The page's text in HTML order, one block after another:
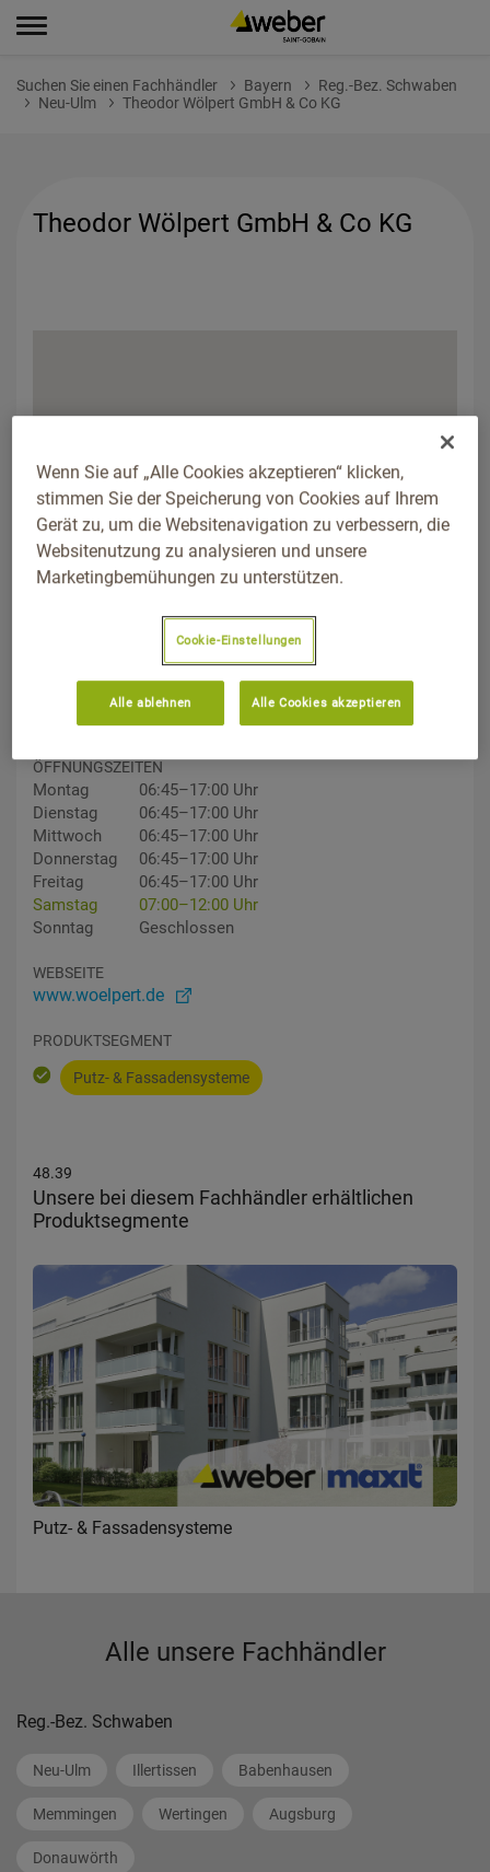
Suchen Sie einen Fachhändler Bayern
Reg.-Bez. Schwaben
Neu-Ulm
Theodor Wölpert GmbH & Co KG
Theodor Wölpert GmbH & Co KG
ADDRESS
TELEFON
0731/97660
ÖFFNUNGSZEITEN
Montag
06:45–17:00 Uhr
Dienstag
06:45–17:00 Uhr
Mittwoch
06:45–17:00 Uhr
Donnerstag
06:45–17:00 Uhr
Freitag
06:45–17:00 Uhr
Samstag
07:00–12:00 Uhr
Sonntag
Geschlossen
WEBSEITE
www.woelpert.de
PRODUKTSEGMENT
Putz- & Fassadensysteme
48.39
Unsere bei diesem Fachhändler erhältlichen
Produktsegmente
Putz- & Fassadensysteme
Alle unsere Fachhändler
Reg.-Bez. Schwaben
Neu-Ulm Illertissen Babenhausen
Memmingen Wertingen Augsburg
Donauwörth
Wenn Sie auf „Alle Cookies akzeptieren“ klicken,
stimmen Sie der Speicherung von Cookies auf Ihrem
Gerät zu, um die Websitenavigation zu verbessern, die
Websitenutzung zu analysieren und unsere
Marketingbemühungen zu unterstützen.
Cookie-Einstellungen
Alle ablehnen Alle Cookies akzeptieren